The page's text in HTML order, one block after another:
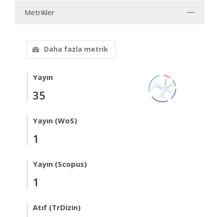
Metrikler
Daha fazla metrik
Yayın
35
Yayın (WoS)
1
Yayın (Scopus)
1
Atıf (TrDizin)